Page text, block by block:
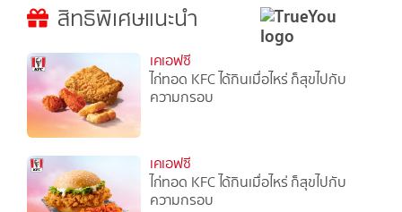
สิทธิพิเศษแนะนำ
เคเอฟซี
ไก่ทอด KFC ได้กินเมื่อไหร่ ก็สุขไปกับ
ความกรอบ
เคเอฟซี
ไก่ทอด KFC ได้กินเมื่อไหร่ ก็สุขไปกับ
ความกรอบ